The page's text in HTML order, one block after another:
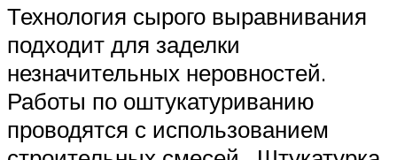
Технология сырого выравнивания
подходит для заделки
незначительных неровностей.
Работы по оштукатуриванию
проводятся с использованием